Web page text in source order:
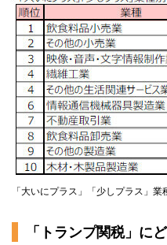
「大いにプラス」「少しプラス」業
「トランプ関税」に